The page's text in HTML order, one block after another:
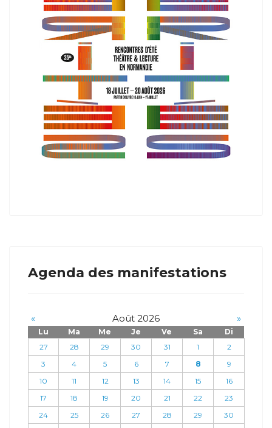
Agenda des manifestations
« Août 2026 »
Lu Ma Me Je Ve Sa
Di
27
28 29 30 31 1
2
3
4 5 6 7 8
9
10
11 12 13 14 15
16
17
18 19 20 21 22
23
24
25 26 27 28 29
30